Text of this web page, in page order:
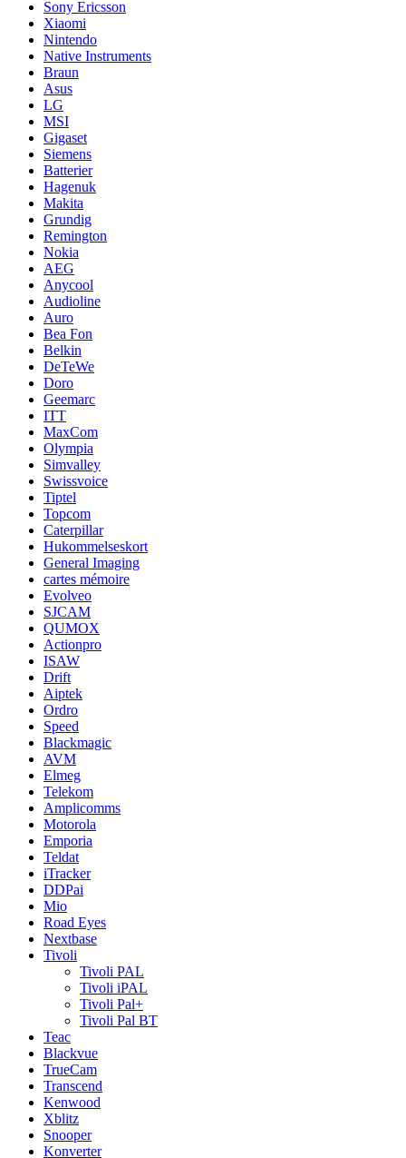
Sony Ericsson
Xiaomi
Nintendo
Native Instruments
Braun
Asus
LG
MSI
Gigaset
Siemens
Batterier
Hagenuk
Makita
Grundig
Remington
Nokia
AEG
Anycool
Audioline
Auro
Bea Fon
Belkin
DeTeWe
Doro
Geemarc
ITT
MaxCom
Olympia
Simvalley
Swissvoice
Tiptel
Topcom
Caterpillar
Hukommelseskort
General Imaging
cartes mémoire
Evolveo
SJCAM
QUMOX
Actionpro
ISAW
Drift
Aiptek
Ordro
Speed
Blackmagic
AVM
Elmeg
Telekom
Amplicomms
Motorola
Emporia
Teldat
iTracker
DDPai
Mio
Road Eyes
Nextbase
Tivoli
Tivoli PAL
Tivoli iPAL
Tivoli Pal+
Tivoli Pal BT
Teac
Blackvue
TrueCam
Transcend
Kenwood
Xblitz
Snooper
Konverter